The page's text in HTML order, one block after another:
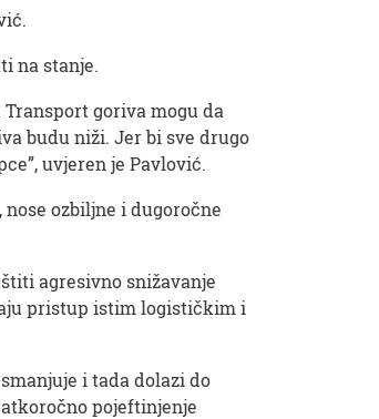
na stanje.
goriva mogu da
budu niži. Jer bi sve drugo
uvjeren je Pavlović.
ozbiljne i dugoročne
agresivno snižavanje
pristup istim logističkim i
i tada dolazi do
pojeftinjenje